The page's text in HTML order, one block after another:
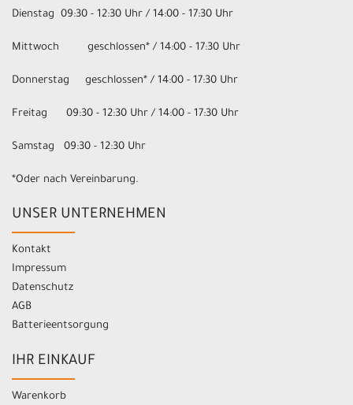
Dienstag 09:30 - 12:30 Uhr / 14:00 - 17:30 Uhr
Mittwoch geschlossen* / 14:00 - 17:30 Uhr
Donnerstag geschlossen* / 14:00 - 17:30 Uhr
Freitag 09:30 - 12:30 Uhr / 14:00 - 17:30 Uhr
Samstag 09:30 - 12:30 Uhr
*Oder nach Vereinbarung.
UNSER UNTERNEHMEN
Kontakt
Impressum
Datenschutz
AGB
Batterieentsorgung
IHR EINKAUF
Warenkorb